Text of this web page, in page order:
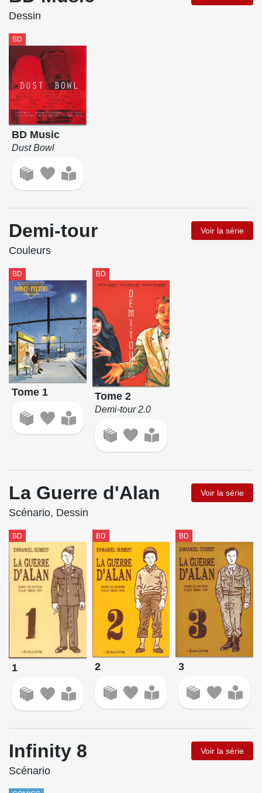
Dessin
BD
BD Music
Dust Bowl
Demi-tour Voir la série
Couleurs
BD
Tome 1
BD
Tome 2
Demi-tour 2.0
La Guerre d'Alan Voir la série
Scénario, Dessin
BD
1
BD
2
BD
3
Infinity 8 Voir la série
Scénario